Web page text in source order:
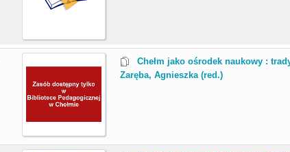
Chełm jako ośrodek naukowy :
Zaręba, Agnieszka (red.)